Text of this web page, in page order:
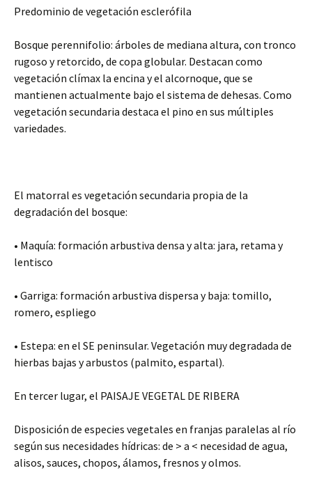
Predominio de vegetación esclerófila
Bosque perennifolio: árboles de mediana altura, con tronco
rugoso y retorcido, de copa globular. Destacan como
vegetación clímax la encina y el alcornoque, que se
mantienen actualmente bajo el sistema de dehesas. Como
vegetación secundaria destaca el pino en sus múltiples
variedades.
El matorral es vegetación secundaria propia de la
degradación del bosque:
• Maquía: formación arbustiva densa y alta: jara, retama y
lentisco
• Garriga: formación arbustiva dispersa y baja: tomillo,
romero, espliego
• Estepa: en el SE peninsular. Vegetación muy degradada de
hierbas bajas y arbustos (palmito, espartal).
En tercer lugar, el PAISAJE VEGETAL DE RIBERA
Disposición de especies vegetales en franjas paralelas al río
según sus necesidades hídricas: de > a < necesidad de agua,
alisos, sauces, chopos, álamos, fresnos y olmos.